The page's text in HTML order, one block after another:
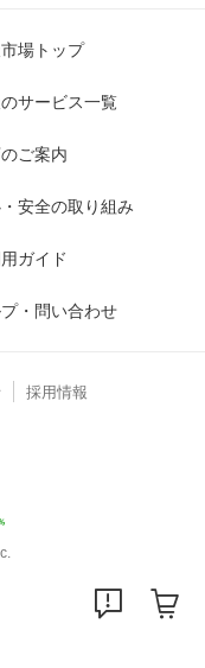
場トップ
サービス一覧
ご案内
安全の取り組み
ガイド
・問い合わせ
採用情報